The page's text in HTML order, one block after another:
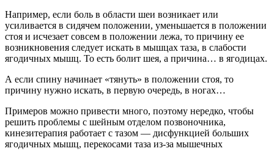
Например, если боль в области шеи возникает или
усиливается в сидячем положении, уменьшается в положении
стоя и исчезает совсем в положении лежа, то причину ее
возникновения следует искать в мышцах таза, в слабости
ягодичных мышц. То есть болит шея, а причина… в ягодицах.
А если спину начинает «тянуть» в положении стоя, то
причину нужно искать, в первую очередь, в ногах…
Примеров можно привести много, поэтому нередко, чтобы
решить проблемы с шейным отделом позвоночника,
кинезитерапия работает с тазом — дисфункцией больших
ягодичных мышц, перекосами таза из-за мышечных